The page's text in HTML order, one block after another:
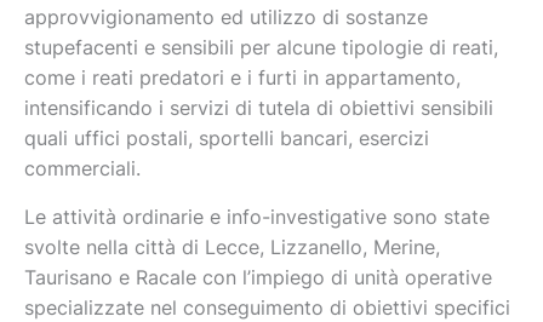
approvvigionamento ed utilizzo di sostanze
stupefacenti e sensibili per alcune tipologie di reati,
come i reati predatori e i furti in appartamento,
intensificando i servizi di tutela di obiettivi sensibili
quali uffici postali, sportelli bancari, esercizi
commerciali.
Le attività ordinarie e info-investigative sono state
svolte nella città di Lecce, Lizzanello, Merine,
Taurisano e Racale con l’impiego di unità operative
specializzate nel conseguimento di obiettivi specifici